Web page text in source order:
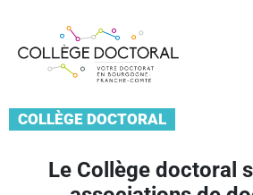
COLLÈGE DOCTORAL
Le Collège doctoral